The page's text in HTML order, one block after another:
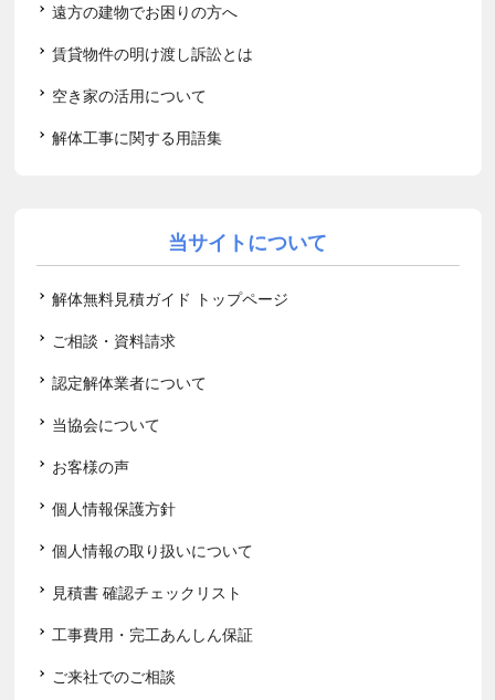
遠方の建物でお困りの方へ
賃貸物件の明け渡し訴訟とは
空き家の活用について
解体工事に関する用語集
当サイトについて
解体無料見積ガイド トップページ
ご相談・資料請求
認定解体業者について
当協会について
お客様の声
個人情報保護方針
個人情報の取り扱いについて
見積書 確認チェックリスト
工事費用・完工あんしん保証
ご来社でのご相談